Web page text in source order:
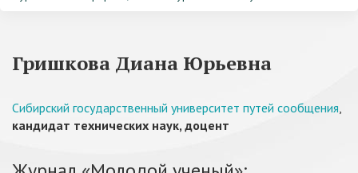
Гришкова Диана Юрьевна
Сибирский государственный университет путей сообщения,
кандидат технических наук, доцент